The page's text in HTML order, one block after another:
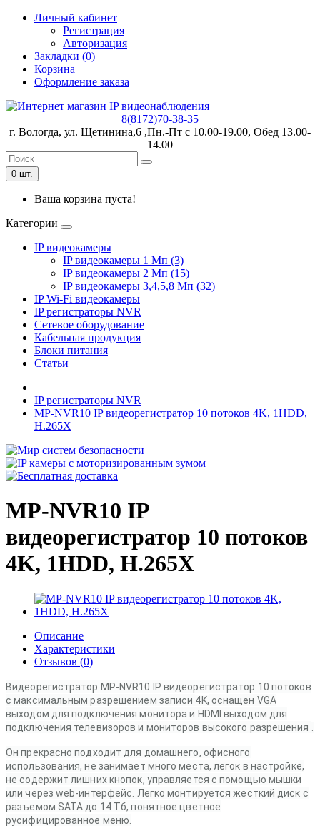
Личный кабинет
Регистрация
Авторизация
Закладки (0)
Корзина
Оформление заказа
8(8172)70-38-35
г. Вологда, ул. Щетинина,6 ,Пн.-Пт с 10.00-19.00, Обед 13.00-
14.00
0 шт.
Ваша корзина пуста!
Категории
IP видеокамеры
IP видеокамеры 1 Мп (3)
IP видеокамеры 2 Мп (15)
IP видеокамеры 3,4,5,8 Мп (32)
IP Wi-Fi видеокамеры
IP регистраторы NVR
Сетевое оборудование
Кабельная продукция
Блоки питания
Статьи
IP регистраторы NVR
MP-NVR10 IP видеорегистратор 10 потоков 4K, 1HDD,
H.265X
MP-NVR10 IP
видеорегистратор 10 потоков
4K, 1HDD, H.265X
Описание
Характеристики
Отзывов (0)
Видеорегистратор MP-NVR10 IP видеорегистратор 10 потоков
с максимальным разрешением записи 4K, оснащен VGA
выходом для подключения монитора и HDMI выходом для
подключения телевизоров и мониторов высокого разрешения
Он прекрасно подходит для домашнего, офисного
использования, не занимает много места, легок в настройке,
не содержит лишних кнопок, управляется с помощью мышки
или через web-интерфейс. Легко монтируется жесткий диск с
разъемом SATA до 14 Тб, понятное цветное
русифицированное меню.